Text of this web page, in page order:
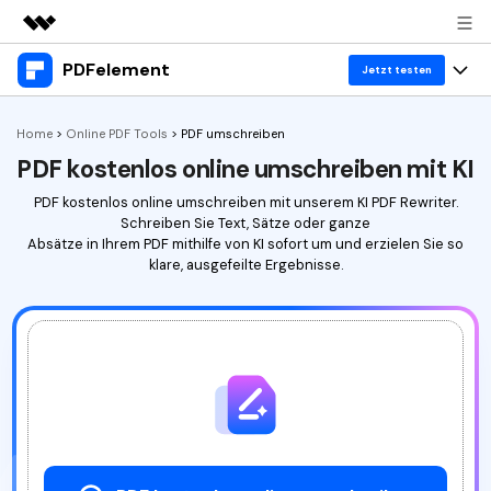
Top-Produkte
Dienstprogramme
Business
Überblick
Lösungen
Über uns
Presseraum
Support
PDFelement Jetzt testen
Produkte
Desktop
PDFelement für Windows
PDFelement für Mac
Mobile App
PDFelement für Android
Cloud
Lösungen
Benutzer im Bildungswesen
PDF lesen
PDF kommentieren
Ressourcen
Home > Online PDF Tools > PDF umschreiben
PDF kostenlos online umschreiben mit KI
PDF kostenlos online umschreiben mit unserem KI PDF Rewriter.
Schreiben Sie Text, Sätze oder ganze
Absätze in Ihrem PDF mithilfe von KI sofort um und erzielen Sie so
klare, ausgefeilte Ergebnisse.